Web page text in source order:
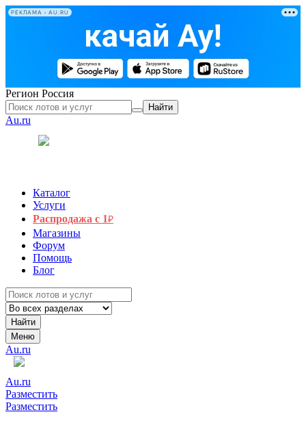
РЕКЛАМА • AU.RU
Регион Россия
Найти
Au.ru
Каталог
Услуги
Распродажа с 1₽
Магазины
Форум
Помощь
Блог
Найти
Меню
Au.ru
Au.ru
Разместить
Разместить